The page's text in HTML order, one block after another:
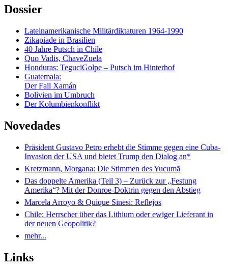
Dossier
Lateinamerikanische Militärdiktaturen 1964-1990
Zikapiade in Brasilien
40 Jahre Putsch in Chile
Quo Vadis, ChaveZuela
Honduras: TeguciGolpe – Putsch im Hinterhof
Guatemala:
Der Fall Xamán
Bolivien im Umbruch
Der Kolumbienkonflikt
Novedades
Präsident Gustavo Petro erhebt die Stimme gegen eine Cuba-
Invasion der USA und bietet Trump den Dialog an*
Kretzmann, Morgana: Die Stimmen des Yucumã
Das doppelte Amerika (Teil 3) – Zurück zur „Festung
Amerika“? Mit der Donroe-Doktrin gegen den Abstieg
Marcela Arroyo & Quique Sinesi: Reflejos
Chile: Herrscher über das Lithium oder ewiger Lieferant in
der neuen Geopolitik?
mehr...
Links